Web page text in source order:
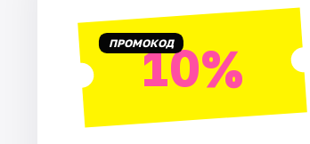
ПРОМОКОД10%